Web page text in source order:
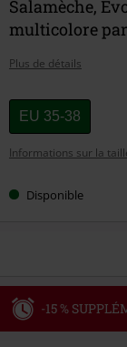
Salamèche,
multicolore
Plus de détails
Choisissez
votre
taille
EU 35-38
Informations sur la
Disponible
-15 %